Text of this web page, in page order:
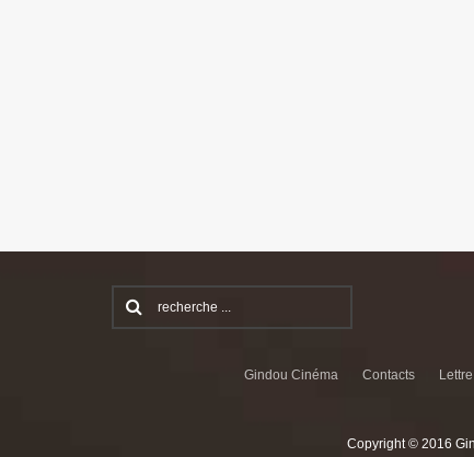
Gindou Cinéma Contacts
Copyright © 2016